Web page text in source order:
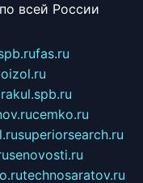
всей России
fas.ru
cemko.ru
superiorsearch.ru
senovosti.ru
technosaratov.ru